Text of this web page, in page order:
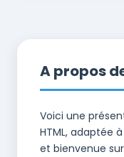
A propos
Voici une
HTML, adaptée
et bienvenue